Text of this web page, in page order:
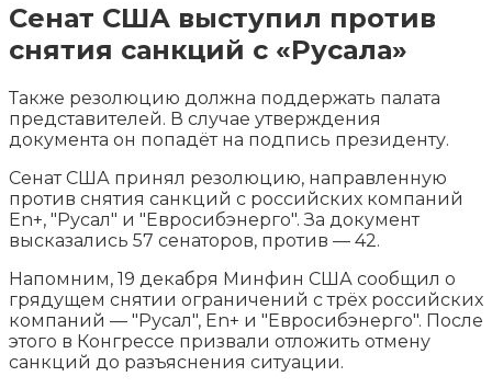
Сенат США выступил против
снятия санкций с «Русала»
Также резолюцию должна поддержать палата
представителей. В случае утверждения
документа он попадёт на подпись президенту.
Сенат США принял резолюцию, направленную
против снятия санкций с российских компаний
En+, "Русал" и "Евросибэнерго". За документ
высказались 57 сенаторов, против — 42.
Напомним, 19 декабря Минфин США сообщил о
грядущем снятии ограничений с трёх российских
компаний — "Русал", En+ и "Евросибэнерго". После
этого в Конгрессе призвали отложить отмену
санкций до разъяснения ситуации.